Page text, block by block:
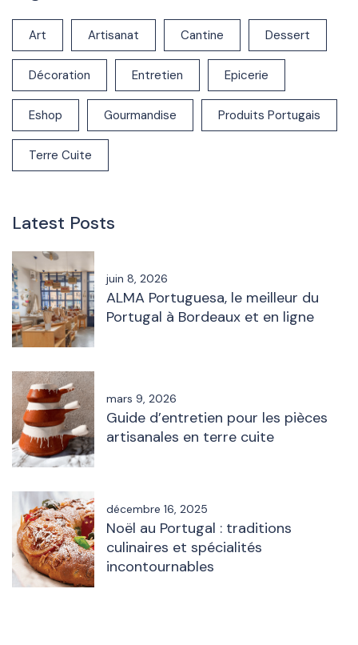
Art Artisanat Cantine Dessert
Décoration Entretien Epicerie
Eshop Gourmandise Produits Portugais
Terre Cuite
Latest Posts
juin 8, 2026
ALMA Portuguesa, le meilleur du
Portugal à Bordeaux et en ligne
mars 9, 2026
Guide d’entretien pour les pièces
artisanales en terre cuite
décembre 16, 2025
Noël au Portugal : traditions
culinaires et spécialités
incontournables